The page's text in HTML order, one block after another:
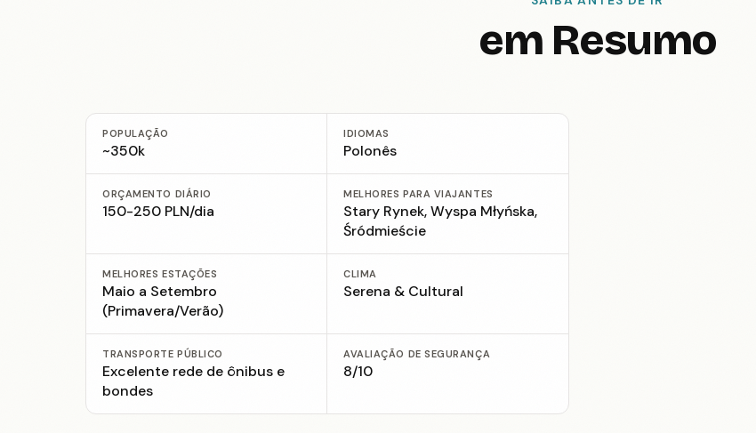
em Resumo
POPULAÇÃO
~350k
IDIOMAS
Polonês
ORÇAMENTO DIÁRIO
150-250 PLN/dia
MELHORES PARA VIAJANTES
Stary Rynek, Wyspa Młyńska,
Śródmieście
MELHORES ESTAÇÕES
Maio a Setembro
(Primavera/Verão)
CLIMA
Serena & Cultural
TRANSPORTE PÚBLICO
Excelente rede de ônibus e
bondes
AVALIAÇÃO DE SEGURANÇA
8/10